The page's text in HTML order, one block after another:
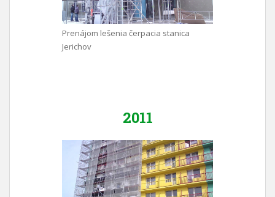
Prenájom lešenia čerpacia stanica
Jerichov
2011